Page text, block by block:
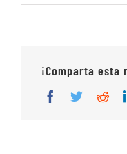
¡Comparta
Facebook
Twitter